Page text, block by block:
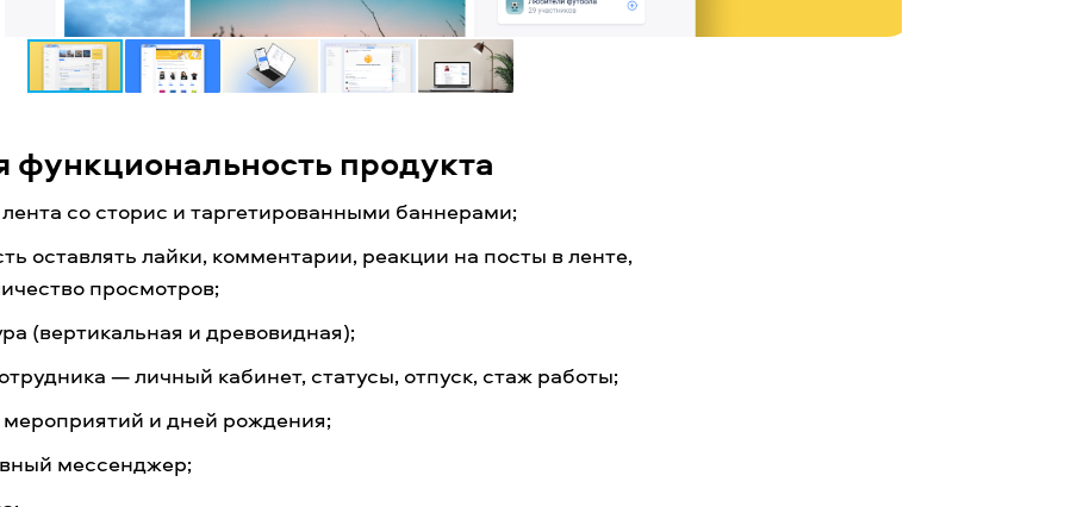
функциональность продукта
со сторис и таргетированными баннерами;
оставлять лайки, комментарии, реакции на посты в ленте,
просмотров;
(вертикальная и древовидная);
— личный кабинет, статусы, отпуск, стаж работы;
мероприятий и дней рождения;
мессенджер;